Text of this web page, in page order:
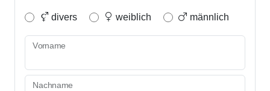
divers weiblich männlich
Vorname
Nachname